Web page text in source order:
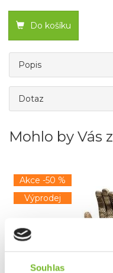
Souhlas
Do košíku
Popis
Dotaz
Mohlo by Vás
Akce -50 %
Výprodej